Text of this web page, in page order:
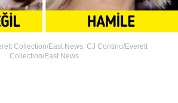
Collection/East News, CJ Contino/Everett
Collection/East News